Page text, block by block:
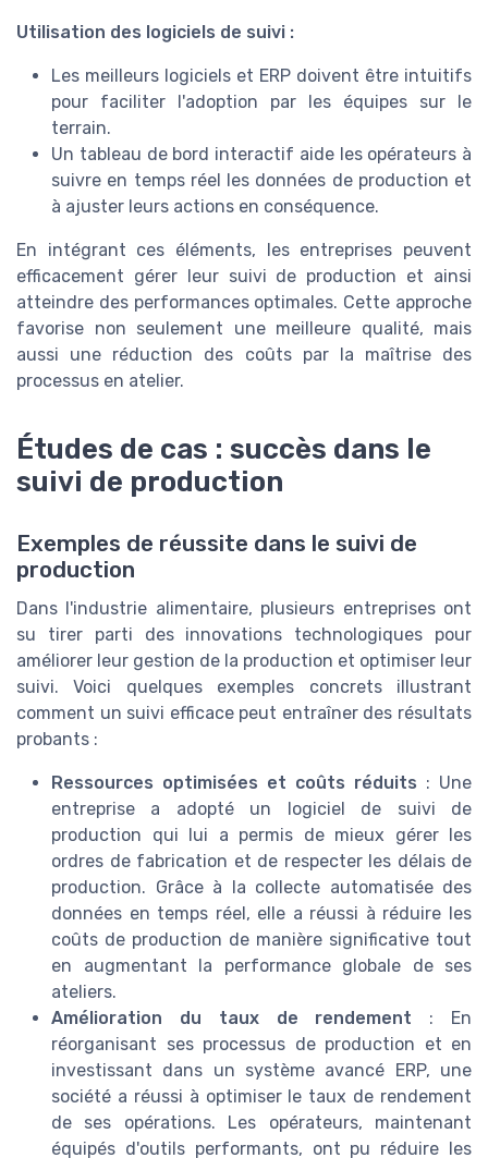
Utilisation des logiciels de suivi :
Les meilleurs logiciels et ERP doivent être intuitifs
pour faciliter l'adoption par les équipes sur le
terrain.
Un tableau de bord interactif aide les opérateurs à
suivre en temps réel les données de production et
à ajuster leurs actions en conséquence.
En intégrant ces éléments, les entreprises peuvent
efficacement gérer leur suivi de production et ainsi
atteindre des performances optimales. Cette approche
favorise non seulement une meilleure qualité, mais
aussi une réduction des coûts par la maîtrise des
processus en atelier.
Études de cas : succès dans le
suivi de production
Exemples de réussite dans le suivi de
production
Dans l'industrie alimentaire, plusieurs entreprises ont
su tirer parti des innovations technologiques pour
améliorer leur gestion de la production et optimiser leur
suivi. Voici quelques exemples concrets illustrant
comment un suivi efficace peut entraîner des résultats
probants :
Ressources optimisées et coûts réduits : Une
entreprise a adopté un logiciel de suivi de
production qui lui a permis de mieux gérer les
ordres de fabrication et de respecter les délais de
production. Grâce à la collecte automatisée des
données en temps réel, elle a réussi à réduire les
coûts de production de manière significative tout
en augmentant la performance globale de ses
ateliers.
Amélioration du taux de rendement : En
réorganisant ses processus de production et en
investissant dans un système avancé ERP, une
société a réussi à optimiser le taux de rendement
de ses opérations. Les opérateurs, maintenant
équipés d'outils performants, ont pu réduire les